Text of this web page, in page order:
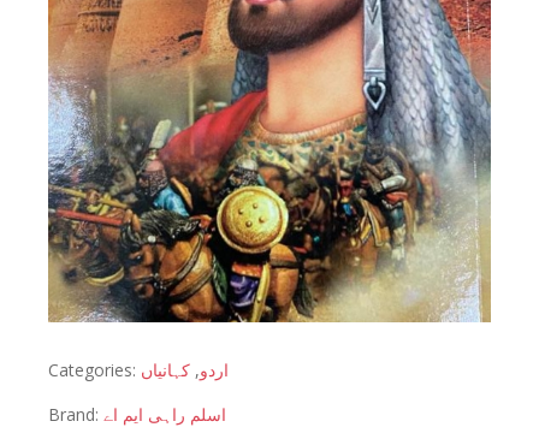
Categories: اردو, کہانیاں
Brand: اسلم راہی ایم اے